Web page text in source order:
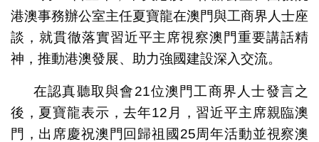
港澳事務辦公室主任夏寶龍在澳門與工商界人士座
談，就貫徹落實習近平主席視察澳門重要講話精
神，推動港澳發展、助力強國建設深入交流。
在認真聽取與會21位澳門工商界人士發言之
後，夏寶龍表示，去年12月，習近平主席親臨澳
門，出席慶祝澳門回歸祖國25周年活動並視察澳